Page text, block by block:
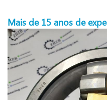
Mais de 15 anos de